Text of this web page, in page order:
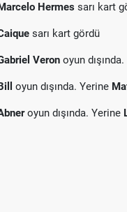
Hermes sarı kart
sarı kart gördü
Veron oyun
oyun dışında. Yerine
oyun dışında. Yerine